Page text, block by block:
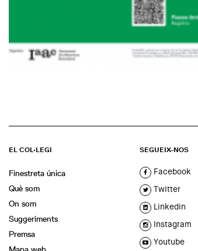
EL COL·LEGI
Finestreta única
Què som
On som
Suggeriments
Premsa
SEGUEIX-NOS
Facebook
Twitter
Linkedin
Instagram
Youtube